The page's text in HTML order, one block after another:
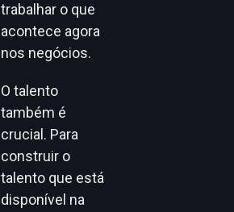
trabalhar o que
acontece agora
nos negócios.
O talento
também é
crucial. Para
construir o
talento que está
disponível na